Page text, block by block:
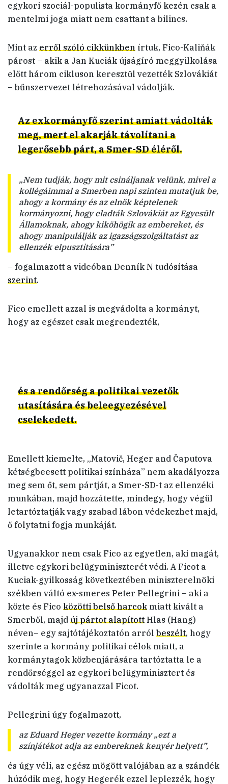
egykori szociál-populista kormányfő kezén csak a
mentelmi joga miatt nem csattant a bilincs.
Mint az erről szóló cikkünkben írtuk, Fico-Kaliňák
párost – akik a Jan Kuciák újságíró meggyilkolása
előtt három cikluson keresztül vezették Szlovákiát
– bűnszervezet létrehozásával vádolják.
Az exkormányfő szerint amiatt vádolták
meg, mert el akarják távolítani a
legerősebb párt, a Smer-SD éléről.
„Nem tudják, hogy mit csináljanak velünk, mivel a
kollégáimmal a Smerben napi szinten mutatjuk be,
ahogy a kormány és az elnök képtelenek
kormányozni, hogy eladták Szlovákiát az Egyesült
Államoknak, ahogy kiköhögik az embereket, és
ahogy manipulálják az igazságszolgáltatást az
ellenzék elpusztítására”
– fogalmazott a videóban Denník N tudósítása
szerint.
Fico emellett azzal is megvádolta a kormányt,
hogy az egészet csak megrendezték,
és a rendőrség a politikai vezetők
utasítására és beleegyezésével
cselekedett.
Emellett kiemelte, „Matovič, Heger and Čaputova
kétségbeesett politikai színháza” nem akadályozza
meg sem őt, sem pártját, a Smer-SD-t az ellenzéki
munkában, majd hozzátette, mindegy, hogy végül
letartóztatják vagy szabad lábon védekezhet majd,
ő folytatni fogja munkáját.
Ugyanakkor nem csak Fico az egyetlen, aki magát,
illetve egykori belügyminiszterét védi. A Ficot a
Kuciak-gyilkosság következtében miniszterelnöki
székben váltó ex-smeres Peter Pellegrini – aki a
közte és Fico közötti belső harcok miatt kivált a
Smerből, majd új pártot alapított Hlas (Hang)
néven– egy sajtótájékoztatón arról beszélt, hogy
szerinte a kormány politikai célok miatt, a
kormánytagok közbenjárására tartóztatta le a
rendőrséggel az egykori belügyminisztert és
vádolták meg ugyanazzal Ficot.
Pellegrini úgy fogalmazott,
az Eduard Heger vezette kormány „ezt a
színjátékot adja az embereknek kenyér helyett”,
és úgy véli, az egész mögött valójában az a szándék
húzódik meg, hogy Hegerék ezzel leplezzék, hogy